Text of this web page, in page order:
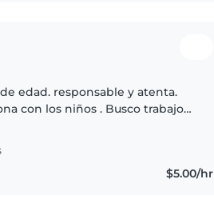
edad. responsable y atenta.
con los niños . Busco trabajo
$5.00/hr